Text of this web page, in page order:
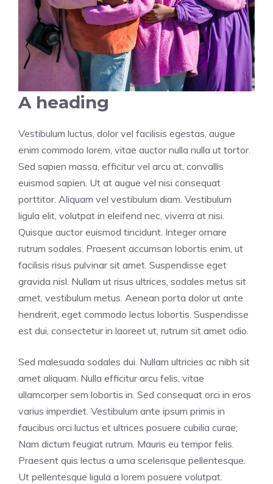
A heading
Vestibulum luctus, dolor vel facilisis egestas, augue
enim commodo lorem, vitae auctor nulla nulla ut tortor.
Sed sapien massa, efficitur vel arcu at, convallis
euismod sapien. Ut at augue vel nisi consequat
porttitor. Aliquam vel vestibulum diam. Vestibulum
ligula elit, volutpat in eleifend nec, viverra at nisi.
Quisque auctor euismod tincidunt. Integer ornare
rutrum sodales. Praesent accumsan lobortis enim, ut
facilisis risus pulvinar sit amet. Suspendisse eget
gravida nisl. Nullam ut risus ultrices, sodales metus sit
amet, vestibulum metus. Aenean porta dolor ut ante
hendrerit, eget commodo lectus lobortis. Suspendisse
est dui, consectetur in laoreet ut, rutrum sit amet odio.
Sed malesuada sodales dui. Nullam ultricies ac nibh sit
amet aliquam. Nulla efficitur arcu felis, vitae
ullamcorper sem lobortis in. Sed consequat orci in eros
varius imperdiet. Vestibulum ante ipsum primis in
faucibus orci luctus et ultrices posuere cubilia curae;
Nam dictum feugiat rutrum. Mauris eu tempor felis.
Praesent quis lectus a urna scelerisque pellentesque.
Ut pellentesque ligula a lorem posuere volutpat.